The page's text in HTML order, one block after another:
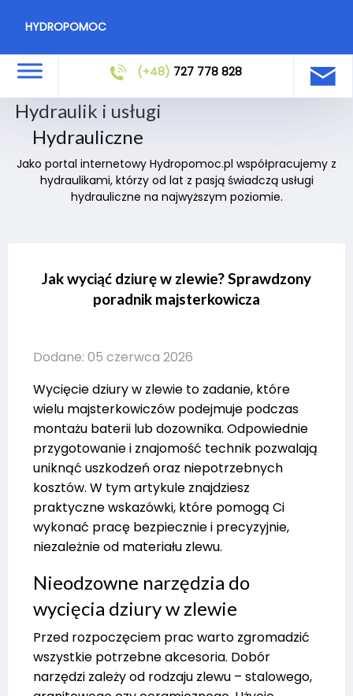
HYDROPOMOC
(+48) 727 778 828
Hydraulik i usługi
Hydrauliczne
Jako portal internetowy Hydropomoc.pl współpracujemy z
hydraulikami, którzy od lat z pasją świadczą usługi
hydrauliczne na najwyższym poziomie.
Jak wyciąć dziurę w zlewie? Sprawdzony
poradnik majsterkowicza
Dodane: 05 czerwca 2026
Wycięcie dziury w zlewie to zadanie, które
wielu majsterkowiczów podejmuje podczas
montażu baterii lub dozownika. Odpowiednie
przygotowanie i znajomość technik pozwalają
uniknąć uszkodzeń oraz niepotrzebnych
kosztów. W tym artykule znajdziesz
praktyczne wskazówki, które pomogą Ci
wykonać pracę bezpiecznie i precyzyjnie,
niezależnie od materiału zlewu.
Nieodzowne narzędzia do
wycięcia dziury w zlewie
Przed rozpoczęciem prac warto zgromadzić
wszystkie potrzebne akcesoria. Dobór
narzędzi zależy od rodzaju zlewu – stalowego,